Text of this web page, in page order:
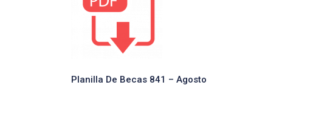
Planilla De Becas 841 – Agosto